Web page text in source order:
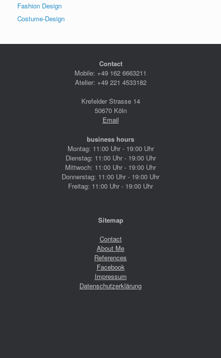
Fashion Design
Costume-Design
Contact
Mobile: +49 162 6663211
Atelier: +49 221 4533182
Krefelder Strasse 14
50670 Köln
Email
business hours
Montag: 11:00 Uhr - 19:00 Uhr
Dienstag: 11:00 Uhr - 19:00 Uhr
Mittwoch: 11:00 Uhr - 19:00 Uhr
Donnerstag: 11:00 Uhr - 19:00 Uhr
Freitag: 11:00 Uhr - 19:00 Uhr
Sitemap
Contact
About Me
References
Facebook
Impressum
Datenschutzerklärung